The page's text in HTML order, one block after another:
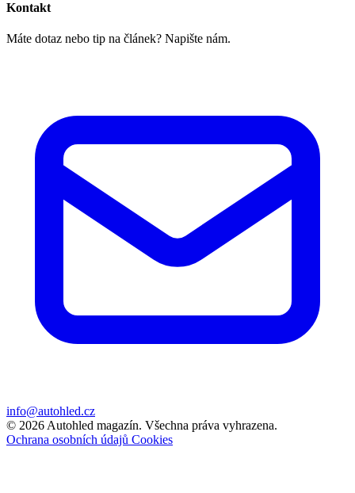
Kontakt
Máte dotaz nebo tip na článek? Napište nám.
info@autohled.cz
© 2026 Autohled magazín. Všechna práva vyhrazena.
Ochrana osobních údajů Cookies